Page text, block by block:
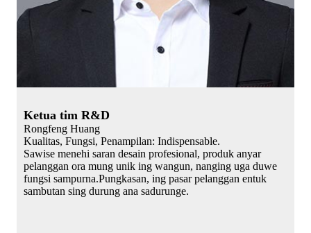
Ketua tim R&D
Rongfeng Huang
Kualitas, Fungsi, Penampilan: Indispensable.
Sawise menehi saran desain profesional, produk anyar
pelanggan ora mung unik ing wangun, nanging uga duwe
fungsi sampurna.Pungkasan, ing pasar pelanggan entuk
sambutan sing durung ana sadurunge.